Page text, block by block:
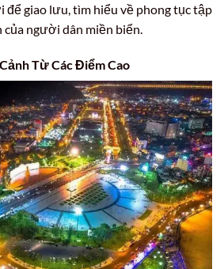
giao lưu, tìm hiểu về phong tục tập
người dân miền biển.
Từ Các Điểm Cao